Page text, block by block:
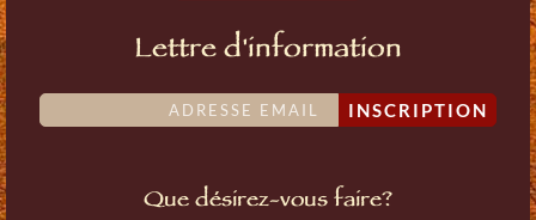
Lettre d'information
INSCRIPTION
Que désirez-vous faire?